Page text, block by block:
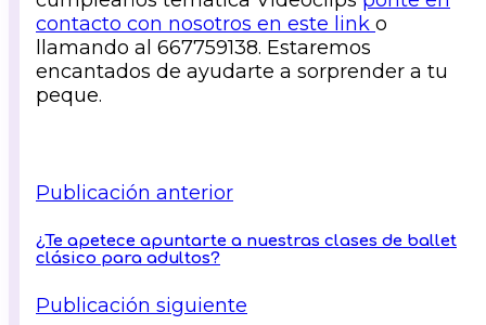
contacto con nosotros en este link o
llamando al 667759138. Estaremos
encantados de ayudarte a sorprender a tu
peque.
Publicación anterior
¿Te apetece apuntarte a nuestras clases de ballet
clásico para adultos?
Publicación siguiente